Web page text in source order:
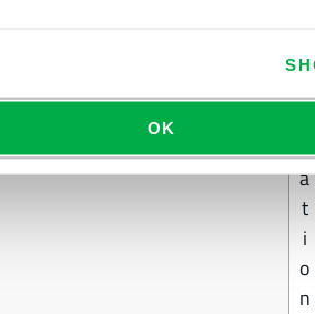
OK
e
r
a
t
i
o
n